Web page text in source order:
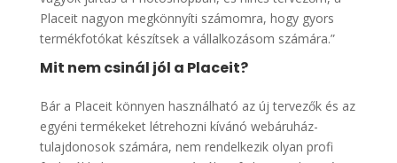
Placeit nagyon megkönnyíti számomra, hogy gyors
termékfotókat készítsek a vállalkozásom számára.”
Mit nem csinál jól a Placeit?
Bár a Placeit könnyen használható az új tervezők és az
egyéni termékeket létrehozni kívánó webáruház-
tulajdonosok számára, nem rendelkezik olyan profi